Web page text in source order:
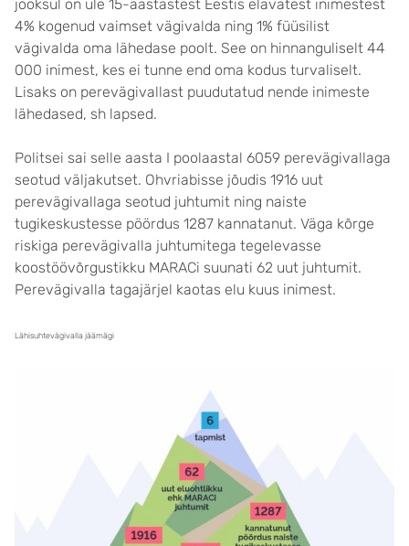
jooksul on üle 15-aastastest Eestis elavatest inimestest
4% kogenud vaimset vägivalda ning 1% füüsilist
vägivalda oma lähedase poolt. See on hinnanguliselt 44
000 inimest, kes ei tunne end oma kodus turvaliselt.
Lisaks on perevägivallast puudutatud nende inimeste
lähedased, sh lapsed.
Politsei sai selle aasta I poolaastal 6059 perevägivallaga
seotud väljakutset. Ohvriabisse jõudis 1916 uut
perevägivallaga seotud juhtumit ning naiste
tugikeskustesse pöördus 1287 kannatanut. Väga kõrge
riskiga perevägivalla juhtumitega tegelevasse
koostöövõrgustikku MARACi suunati 62 uut juhtumit.
Perevägivalla tagajärjel kaotas elu kuus inimest.
Lähisuhtevägivalla jäämägi